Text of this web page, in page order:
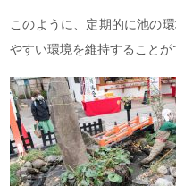
このように、定期的に池の
やすい環境を維持することが